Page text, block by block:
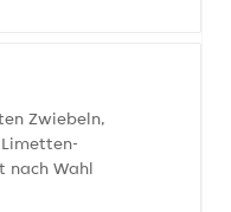
Zwiebeln,
nach Wahl